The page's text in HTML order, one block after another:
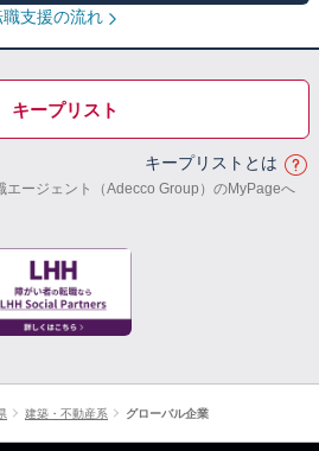
職支援の流れ
キープリスト
キープリストとは
エージェント（Adecco Group）のMyPageへ
建築・不動産系 グローバル企業